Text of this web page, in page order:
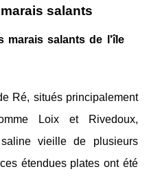
salants
marais salants de l'île
Ré, situés principalement
Loix et Rivedoux,
vieille de plusieurs
étendues plates ont été